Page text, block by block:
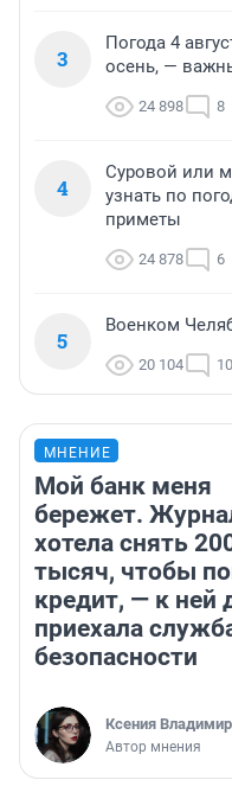
3
Погода 4
осень, —
24 898 8
4
Суровой или
узнать по
приметы
24 878 6
5
Военком
20 104
МНЕНИЕ
Мой банк меня
бережет.
хотела снять
тысяч, чтобы
кредит, — к ней
приехала
безопасности
Ксения
Автор мнения